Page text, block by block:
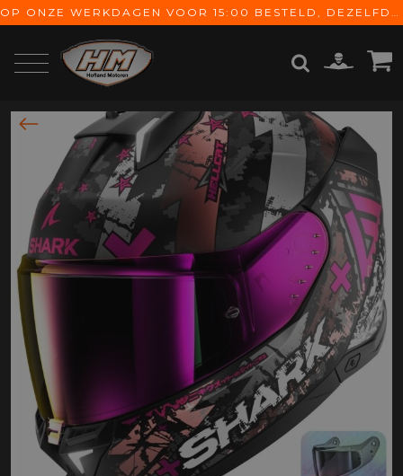
OP ONZE WERKDAGEN VOOR 15:00 BESTELD, DEZELFDE DAG VERZONDEN! GRATIS VERZENDING VANAF € 65,-
ZOEKEN